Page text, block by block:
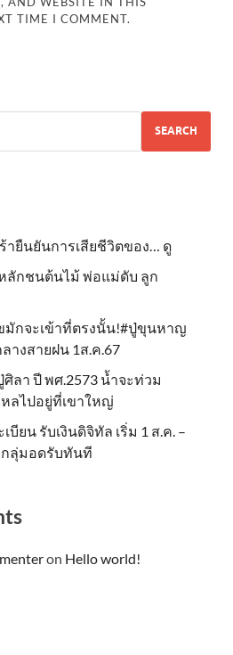
TIME I COMMENT.
SEARCH
ายืนยันการเสียชีวิตของ… ดู
ลักชนต้นไม้ พ่อแม่ดับ ลูก
มักจะเข้าที่ตรงนั้น!#ปู่ขุนหาญ
างสายฝน 1ส.ค.67
ลา ปี พศ.2573 น้ำจะท่วม
ลไปอยู่ที่เขาใหญ่
ยน รับเงินดิจิทัล เริ่ม 1 ส.ค. –
กลุ่มอดรับทันที
on Hello world!